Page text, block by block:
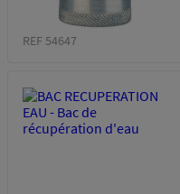
REF 54647